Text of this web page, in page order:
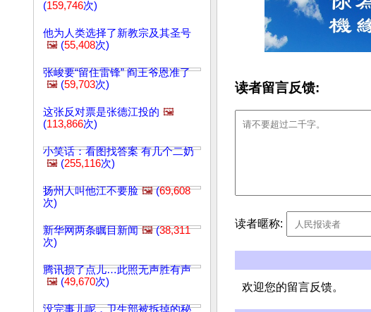
(159,746次)
他为人类选择了新教宗及其圣号
🖼️ (55,408次)
张峻要“留住雷锋” 阎王爷恩准了
🖼️ (59,703次)
这张反对票是张德江投的 🖼️
(113,866次)
小笑话：看图找答案 有几个二奶
🖼️ (255,116次)
扬州人叫他江不要脸 🖼️(69,608
次)
新华网两条瞩目新闻 🖼️(38,311
次)
腾讯损了点儿…此照无声胜有声
🖼️ (49,670次)
没完事儿呢，卫生部被拆掉的秘
读者留言反馈:
读者暱称:
欢迎您的留言反馈。